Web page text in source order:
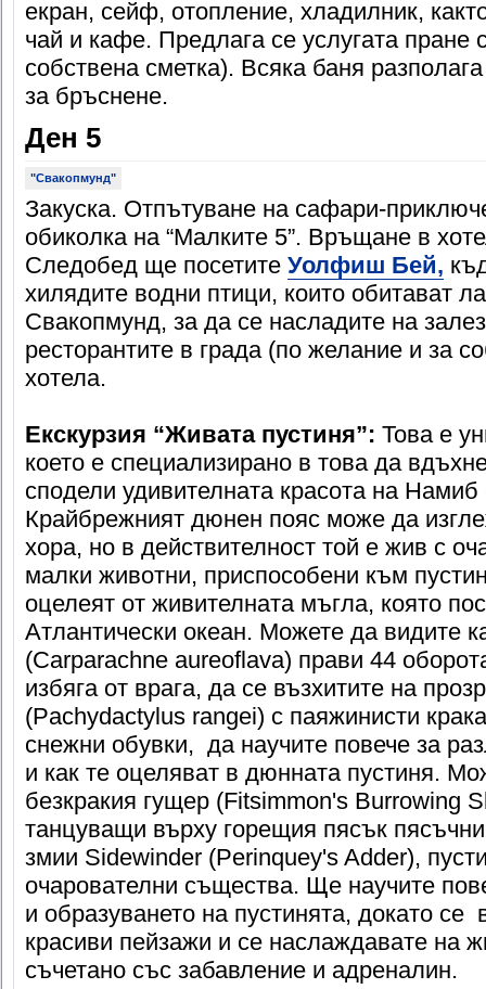
екран, сейф, отопление, хладилник,
чай и кафе. Предлага се услугата пране
собствена сметка). Всяка баня
за бръснене.
Ден 5
"Свакопмунд"
Закуска. Отпътуване на сафари-
обиколка на “Малките 5”. Връщане в
Следобед ще посетите Уолфиш Бей,
хилядите водни птици, които обитават
Свакопмунд, за да се насладите на
ресторантите в града (по желание и за
хотела.
Екскурзия “Живата пустиня”: Това е
което е специализирано в това да
сподели удивителната красота на Намиб
Крайбрежният дюнен пояс може да
хора, но в действителност той е жив с
малки животни, приспособени към
оцелеят от живителната мъгла, която
Атлантически океан. Можете да видите
(Carparachne aureoflava) прави 44
избяга от врага, да се възхитите на
(Pachydactylus rangei) с паяжинисти
снежни обувки, да научите повече за
и как те оцеляват в дюнната пустиня.
безкракия гущер (Fitsimmon's Burrowing
танцуващи върху горещия пясък
змии Sidewinder (Perinquey's Adder),
очарователни същества. Ще научите
и образуването на пустинята, докато
красиви пейзажи и се наслаждавате на
съчетано със забавление и адреналин.